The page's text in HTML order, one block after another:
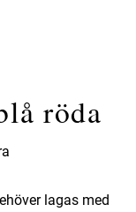
röda
lagas med